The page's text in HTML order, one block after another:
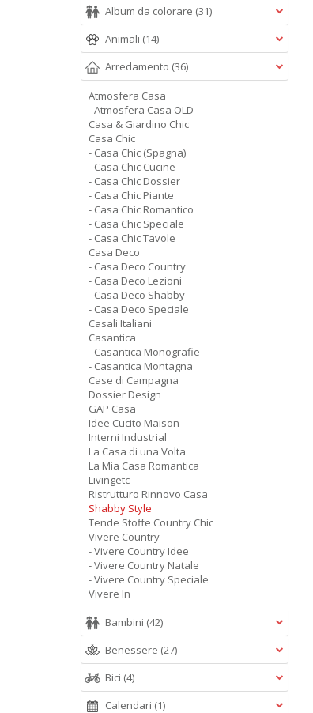
Digitale
3.90 €
Cartacea Digitale
3.90 €
3.90 €
ATMOSFERA CASA N.6
Verande
Cartacea
7.90 €
Album da colorare (31)
Animali (14)
Arredamento (36)
Atmosfera Casa
- Atmosfera Casa OLD
Casa & Giardino Chic
Casa Chic
- Casa Chic (Spagna)
- Casa Chic Cucine
- Casa Chic Dossier
- Casa Chic Piante
- Casa Chic Romantico
- Casa Chic Speciale
- Casa Chic Tavole
Casa Deco
- Casa Deco Country
- Casa Deco Lezioni
- Casa Deco Shabby
- Casa Deco Speciale
Casali Italiani
Casantica
- Casantica Monografie
- Casantica Montagna
Case di Campagna
Dossier Design
GAP Casa
Idee Cucito Maison
Interni Industrial
La Casa di una Volta
La Mia Casa Romantica
Livingetc
Ristrutturo Rinnovo Casa
Shabby Style
Tende Stoffe Country Chic
Vivere Country
- Vivere Country Idee
- Vivere Country Natale
- Vivere Country Speciale
Vivere In
Bambini (42)
Benessere (27)
Bici (4)
Calendari (1)